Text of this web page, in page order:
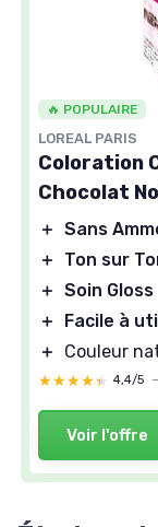
🔥 POPULAIRE
LOREAL PARIS
Coloration
Chocolat
＋ Sans
＋
Ton sur
＋ Soin Gloss
＋
Facile à
＋
Couleur
★★★★★
★★★★★ 4,4/5
Voir l'offre